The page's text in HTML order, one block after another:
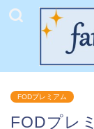
FODプレミアム
FODプレ